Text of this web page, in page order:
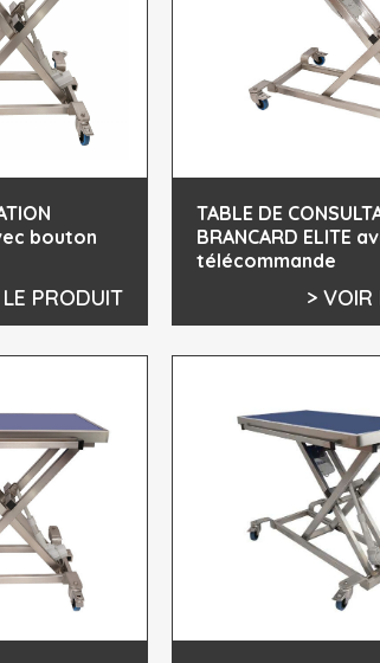
bouton
PRODUIT
TABLE DE
BRANCARD ELITE
télécommande
> VOIR